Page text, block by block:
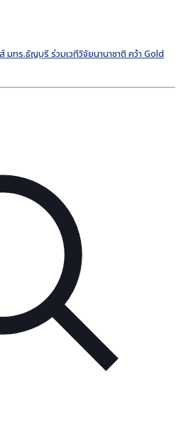
ทร.ธัญบุรี ร่วมเวทีวิจัยนานาชาติ คว้า Gold